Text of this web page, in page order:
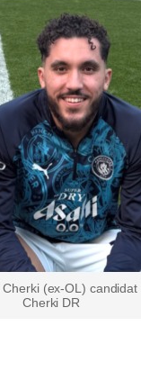
(ex-OL)
Cherki DR